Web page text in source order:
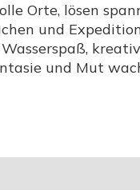
Orte, lösen
und
und Mut